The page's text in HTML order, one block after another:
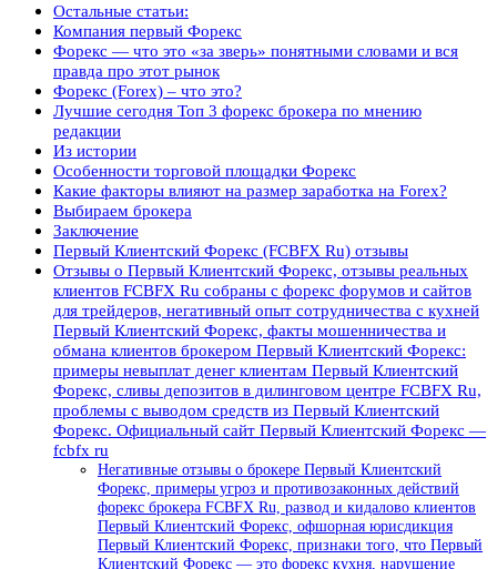
Остальные статьи:
Компания первый Форекс
Форекс — что это «за зверь» понятными словами и вся
правда про этот рынок
Форекс (Forex) – что это?
Лучшие сегодня Топ 3 форекс брокера по мнению
редакции
Из истории
Особенности торговой площадки Форекс
Какие факторы влияют на размер заработка на Forex?
Выбираем брокера
Заключение
Первый Клиентский Форекс (FCBFX Ru) отзывы
Отзывы о Первый Клиентский Форекс, отзывы реальных
клиентов FCBFX Ru собраны с форекс форумов и сайтов
для трейдеров, негативный опыт сотрудничества с кухней
Первый Клиентский Форекс, факты мошенничества и
обмана клиентов брокером Первый Клиентский Форекс:
примеры невыплат денег клиентам Первый Клиентский
Форекс, сливы депозитов в дилинговом центре FCBFX Ru,
проблемы с выводом средств из Первый Клиентский
Форекс. Официальный сайт Первый Клиентский Форекс —
fcbfx ru
Негативные отзывы о брокере Первый Клиентский
Форекс, примеры угроз и противозаконных действий
форекс брокера FCBFX Ru, развод и кидалово клиентов
Первый Клиентский Форекс, офшорная юрисдикция
Первый Клиентский Форекс, признаки того, что Первый
Клиентский Форекс — это форекс кухня, нарушение